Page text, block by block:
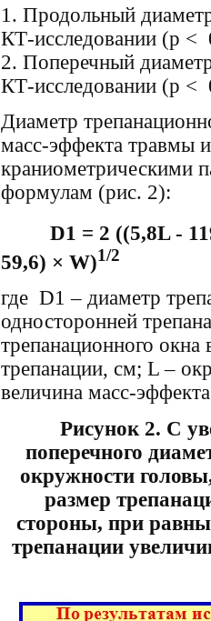
1. Продольный
КТ-исследовании (p <
2. Поперечный
КТ-исследовании (p <
Диаметр
масс-эффекта травмы
краниометрическими
формулам (рис. 2):
D1 = 2 ((5,8L -
59,6) × W)1/2
где D1 – диаметр
односторонней
трепанационного окна
трепанации, см; L –
величина масс-
Рисунок 2. С
поперечного
окружности
размер
стороны, при
трепанации